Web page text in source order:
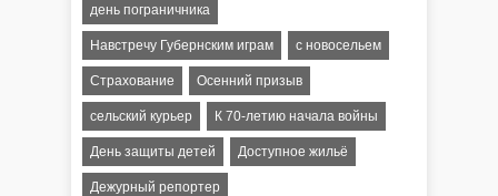
день пограничника
Навстречу Губернским играм с новосельем
Страхование Осенний призыв
сельский курьер К 70-летию начала войны
День защиты детей Доступное жильё
Дежурный репортер